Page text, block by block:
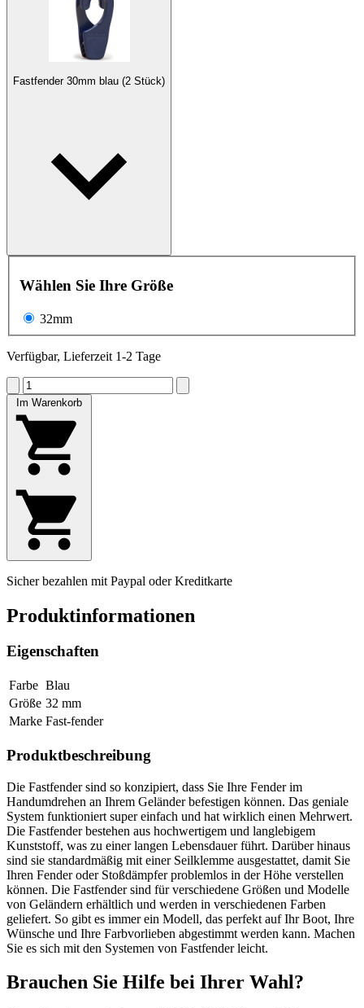
Fastfender 30mm blau (2 Stück)
Wählen Sie Ihre Größe
32mm
Verfügbar, Lieferzeit 1-2 Tage
Im Warenkorb
Sicher bezahlen mit Paypal oder Kreditkarte
Produktinformationen
Eigenschaften
Farbe Blau
Größe 32 mm
Marke Fast-fender
Produktbeschreibung
Die Fastfender sind so konzipiert, dass Sie Ihre Fender im
Handumdrehen an Ihrem Geländer befestigen können. Das geniale
System funktioniert super einfach und hat wirklich einen Mehrwert.
Die Fastfender bestehen aus hochwertigem und langlebigem
Kunststoff, was zu einer langen Lebensdauer führt. Darüber hinaus
sind sie standardmäßig mit einer Seilklemme ausgestattet, damit Sie
Ihren Fender oder Stoßdämpfer problemlos in der Höhe verstellen
können. Die Fastfender sind für verschiedene Größen und Modelle
von Geländern erhältlich und werden in verschiedenen Farben
geliefert. So gibt es immer ein Modell, das perfekt auf Ihr Boot, Ihre
Wünsche und Ihre Farbvorlieben abgestimmt werden kann. Machen
Sie es sich mit den Systemen von Fastfender leicht.
Brauchen Sie Hilfe bei Ihrer Wahl?